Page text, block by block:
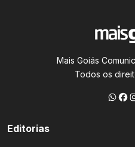
Mais Goiás
Todos os
Editorias